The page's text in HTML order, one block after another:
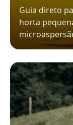
Guia direto
horta